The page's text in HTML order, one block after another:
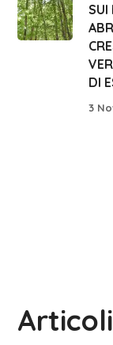
SUI
DI
3